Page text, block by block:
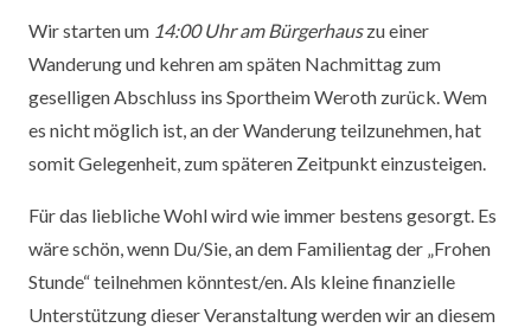
Wir starten um 14:00 Uhr am Bürgerhauszu einer
Wanderung und kehren am späten Nachmittag zum
geselligen Abschluss ins Sportheim Weroth zurück. Wem
es nicht möglich ist, an der Wanderung teilzunehmen, hat
somit Gelegenheit, zum späteren Zeitpunkt einzusteigen.
Für das liebliche Wohl wird wie immer bestens gesorgt. Es
wäre schön, wenn Du/Sie, an dem Familientag der „Frohen
Stunde“ teilnehmen könntest/en. Als kleine finanzielle
Unterstützung dieser Veranstaltung werden wir an diesem